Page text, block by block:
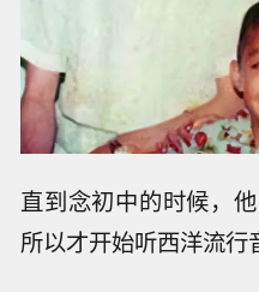
直到念初中的时候，
所以才开始听西洋流行